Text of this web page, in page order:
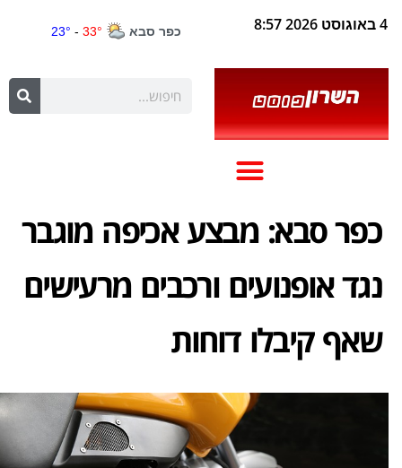
4 באוגוסט 2026 8:57
כפר סבא: מבצע אכיפה מוגבר
נגד אופנועים ורכבים מרעישים
שאף קיבלו דוחות